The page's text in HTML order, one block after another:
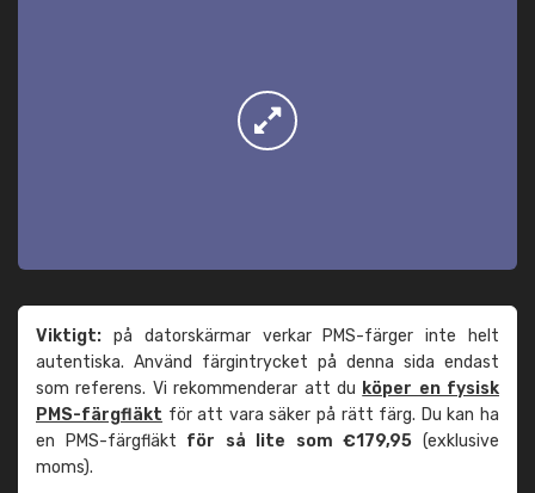
Viktigt: på datorskärmar verkar PMS-färger inte helt
autentiska. Använd färgintrycket på denna sida endast
som referens. Vi rekommenderar att du köper en fysisk
PMS-färgfläkt för att vara säker på rätt färg. Du kan ha
en PMS-färgfläkt för så lite som €179,95 (exklusive
moms).